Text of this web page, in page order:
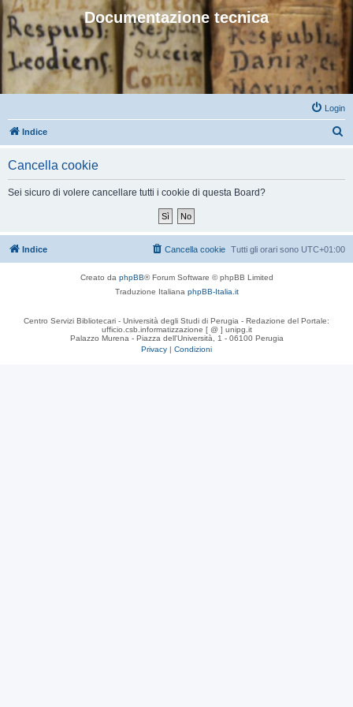
Documentazione tecnica
Login
Indice
Cancella cookie
Sei sicuro di volere cancellare tutti i cookie di questa Board?
Indice Tutti gli orari sono UTC+01:00
Cancella cookie
Creato da phpBB® Forum Software © phpBB Limited
Traduzione Italiana phpBB-Italia.it
Centro Servizi Bibliotecari - Università degli Studi di Perugia - Redazione del Portale:
ufficio.csb.informatizzazione [ @ ] unipg.it
Palazzo Murena - Piazza dell'Università, 1 - 06100 Perugia
Privacy | Condizioni